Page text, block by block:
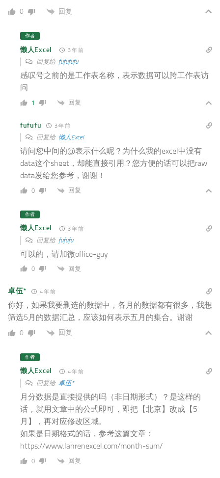
0 回复
作者
懒人Excel 3 年 前
回复给 fufufufu
感叹号之前的是工作表名称，表示数据可以跨工作表访
问
1 回复
fufufu 3 年 前
回复给 懒人Excel
请问您中间的@表示什么呢？为什么我的excel中没有
data这个sheet，却能直接引用？您方便的话可以把raw
data发给您参考，谢谢！
0 回复
作者
懒人Excel 3 年 前
回复给 fufufu
可以的，请加微office-guy
0 回复
卓伍* 4 年 前
你好，如果我要删选的数据中，各月的数据都有很多，我想
筛选5月的数据汇总，应该如何表示五月的集合。谢谢
0 回复
作者
懒人Excel 4 年 前
回复给 卓伍*
月分数据是直接提供的吗（非日期形式）？是这样的
话，就用文章中的公式即可，即把【北京】改成【5
月】，再对应修改区域。
如果是日期格式的话，参考这篇文章：
https://www.lanrenexcel.com/month-sum/
0 回复